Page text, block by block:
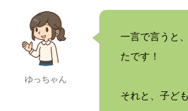
ゆっちゃん
一言で言うと
たです！
それと、子ど